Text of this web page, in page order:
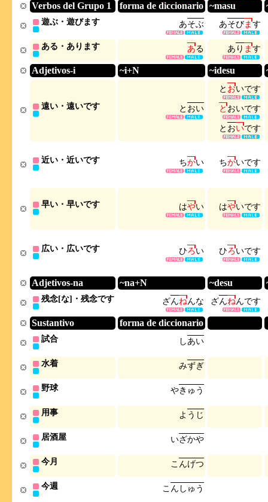
Verbos del Grupo 1 forma de diccionario ~masu
遊ぶ・遊びます あそぶ あそびます
ある・あります ある あ り ます
Adjetivos-i ~i+N ~idesu
遠い・遠いです と おい
と おいです
とおいです
と おいです
近い・近いです ちかい ちかいです
早い・早いです はやい はやいです
広い・広いです ひろい ひろいです
Adjetivos-na ~na+N ~desu
残念[な]・残念です ざんねんな ざんねんです
Sustantivo forma de diccionario
試合 しあい
水着 みずぎ
野球 やき ゅ う
用事 よ う じ
居酒屋 いざかや
今月 こ んげつ
今週 こ ん し ゅ う